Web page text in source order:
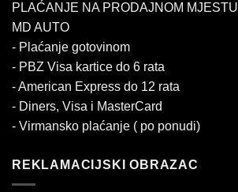
PLAĆANJE NA PRODAJNOM MJESTU
MD AUTO
- Plaćanje gotovinom
- PBZ Visa kartice do 6 rata
- American Express do 12 rata
- Diners, Visa i MasterCard
- Virmansko plaćanje ( po ponudi)
REKLAMACIJSKI OBRAZAC